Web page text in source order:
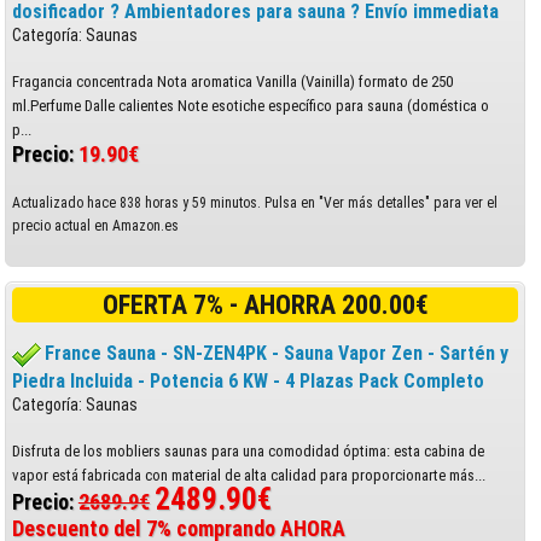
dosificador ? Ambientadores para sauna ? Envío immediata
Categoría: Saunas
Fragancia concentrada Nota aromatica Vanilla (Vainilla) formato de 250
ml.Perfume Dalle calientes Note esotiche específico para sauna (doméstica o
p...
Precio: 19.90€
Actualizado hace 838 horas y 59 minutos. Pulsa en "Ver más detalles" para ver el
precio actual en Amazon.es
OFERTA 7% - AHORRA 200.00€
France Sauna - SN-ZEN4PK - Sauna Vapor Zen - Sartén y
Piedra Incluida - Potencia 6 KW - 4 Plazas Pack Completo
Categoría: Saunas
Disfruta de los mobliers saunas para una comodidad óptima: esta cabina de
vapor está fabricada con material de alta calidad para proporcionarte más...
Precio:2689.9€ 2489.90€
Descuento del 7% comprando AHORA